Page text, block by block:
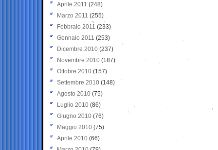
Aprile 2011 (248)
Marzo 2011 (255)
Febbraio 2011 (233)
Gennaio 2011 (253)
Dicembre 2010 (237)
Novembre 2010 (187)
Ottobre 2010 (157)
Settembre 2010 (148)
Agosto 2010 (75)
Luglio 2010 (86)
Giugno 2010 (76)
Maggio 2010 (75)
Aprile 2010 (66)